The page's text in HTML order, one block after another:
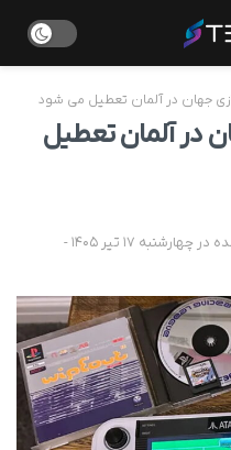
جهان در آلمان تعطیل می‌ شود
در آلمان تعطیل
سه‌شنبه 16 تیر 1405 - 12:50 - به‌روزشده در چهارشنبه 17 تیر 1405 -